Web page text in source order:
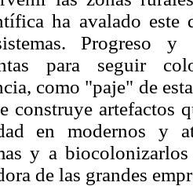
ha avalado este
Progreso
para seguir
como "paje" de
construye artefactos
en modernos y
y a
de las grandes